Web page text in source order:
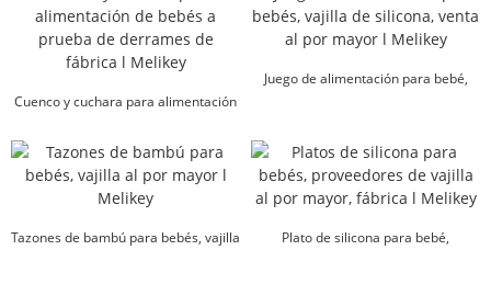
Cuenco y cuchara para alimentación
fábrica...
Juego de alimentación para bebé,
Tazones de bambú para bebés, vajilla
Plato de silicona para bebé,